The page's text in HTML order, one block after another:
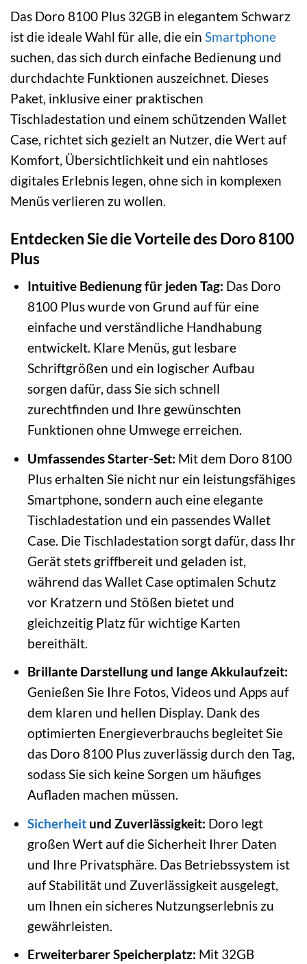
Das Doro 8100 Plus 32GB in elegantem Schwarz
ist die ideale Wahl für alle, die ein Smartphone
suchen, das sich durch einfache Bedienung und
durchdachte Funktionen auszeichnet. Dieses
Paket, inklusive einer praktischen
Tischladestation und einem schützenden Wallet
Case, richtet sich gezielt an Nutzer, die Wert auf
Komfort, Übersichtlichkeit und ein nahtloses
digitales Erlebnis legen, ohne sich in komplexen
Menüs verlieren zu wollen.
Entdecken Sie die Vorteile des Doro 8100
Plus
Intuitive Bedienung für jeden Tag: Das Doro
8100 Plus wurde von Grund auf für eine
einfache und verständliche Handhabung
entwickelt. Klare Menüs, gut lesbare
Schriftgrößen und ein logischer Aufbau
sorgen dafür, dass Sie sich schnell
zurechtfinden und Ihre gewünschten
Funktionen ohne Umwege erreichen.
Umfassendes Starter-Set: Mit dem Doro 8100
Plus erhalten Sie nicht nur ein leistungsfähiges
Smartphone, sondern auch eine elegante
Tischladestation und ein passendes Wallet
Case. Die Tischladestation sorgt dafür, dass Ihr
Gerät stets griffbereit und geladen ist,
während das Wallet Case optimalen Schutz
vor Kratzern und Stößen bietet und
gleichzeitig Platz für wichtige Karten
bereithält.
Brillante Darstellung und lange Akkulaufzeit:
Genießen Sie Ihre Fotos, Videos und Apps auf
dem klaren und hellen Display. Dank des
optimierten Energieverbrauchs begleitet Sie
das Doro 8100 Plus zuverlässig durch den Tag,
sodass Sie sich keine Sorgen um häufiges
Aufladen machen müssen.
Sicherheitund Zuverlässigkeit: Doro legt
großen Wert auf die Sicherheit Ihrer Daten
und Ihre Privatsphäre. Das Betriebssystem ist
auf Stabilität und Zuverlässigkeit ausgelegt,
um Ihnen ein sicheres Nutzungserlebnis zu
gewährleisten.
Erweiterbarer Speicherplatz: Mit 32GB